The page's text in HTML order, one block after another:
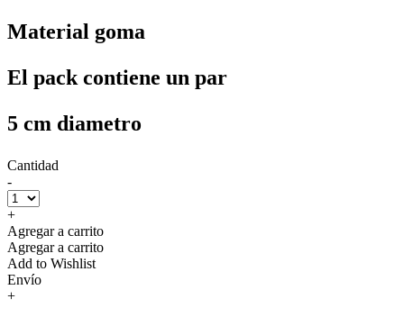
Material goma
El pack contiene un par
5 cm diametro
Cantidad
-
+
Agregar a carrito
Agregar a carrito
Add to Wishlist
Envío
+